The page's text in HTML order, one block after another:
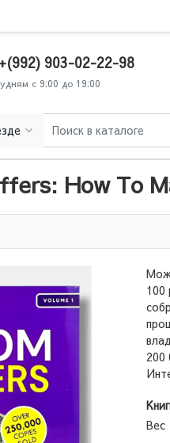
+(992) 903-02-22-98
с 9:00 до 19:00
How To
100
200
Вес